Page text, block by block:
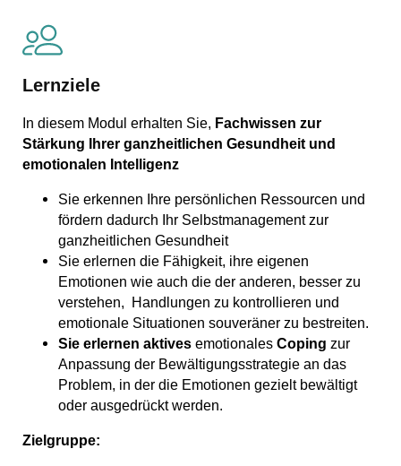
Lernziele
In diesem Modul erhalten Sie, Fachwissen zur
Stärkung Ihrer ganzheitlichen Gesundheit und
emotionalen Intelligenz
Sie erkennen Ihre persönlichen Ressourcen und
fördern dadurch Ihr Selbstmanagement zur
ganzheitlichen Gesundheit
Sie erlernen die Fähigkeit, ihre eigenen
Emotionen wie auch die der anderen, besser zu
verstehen, Handlungen zu kontrollieren und
emotionale Situationen souveräner zu bestreiten.
Sie erlernen aktivesemotionales Coping zur
Anpassung der Bewältigungsstrategie an das
Problem, in der die Emotionen gezielt bewältigt
oder ausgedrückt werden.
Zielgruppe: